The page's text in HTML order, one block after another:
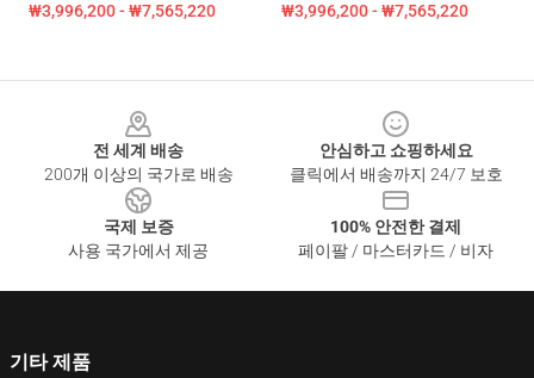
₩3,996,200 - ₩7,565,220 ₩3,996,200 - ₩7,565,220
전 세계 배송
200개 이상의 국가로 배송
안심하고 쇼핑하세요
클릭에서 배송까지 24/7 보호
국제 보증
사용 국가에서 제공
100% 안전한 결제
페이팔 / 마스터카드 / 비자
기타 제품